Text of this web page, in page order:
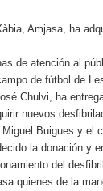
Amjasa, ha
de atención al
de fútbol de
Chulvi, ha
nuevos
Buigues y el
la donación y
del
quienes de la